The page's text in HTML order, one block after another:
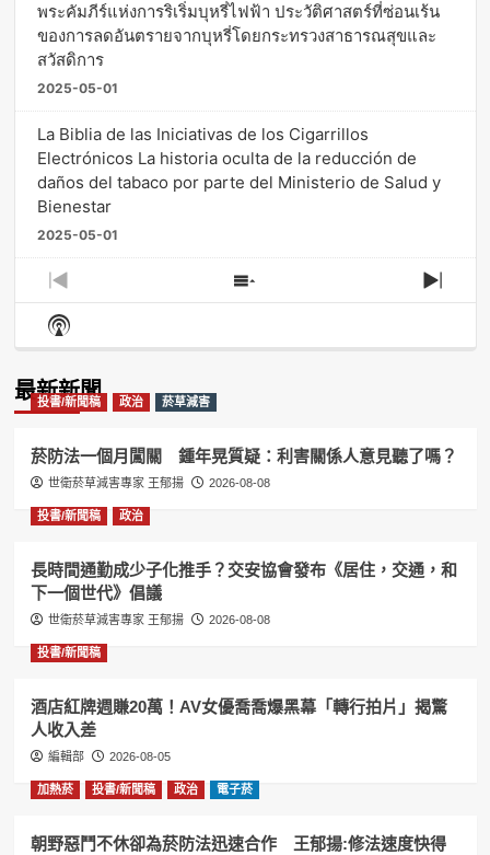
พระคัมภีร์แห่งการริเริ่มบุหรี่ไฟฟ้า ประวัติศาสตร์ที่ซ่อนเร้น
ของการลดอันตรายจากบุหรี่โดยกระทรวงสาธารณสุขและ
สวัสดิการ
2025-05-01
La Biblia de las Iniciativas de los Cigarrillos
Electrónicos La historia oculta de la reducción de
daños del tabaco por parte del Ministerio de Salud y
Bienestar
2025-05-01
Previous
Episode
Show
Episodes
Next
Show
Podcast
最新新聞
投書/新聞稿 政治 菸草減害
菸防法一個月闖關 鍾年晃質疑：利害關係人意見聽了嗎？
世衛菸草減害專家 王郁揚 2026-08-08
投書/新聞稿 政治
長時間通勤成少子化推手？交安協會發布《居住，交通，和
下一個世代》倡議
世衛菸草減害專家 王郁揚 2026-08-08
投書/新聞稿
酒店紅牌週賺20萬！AV女優喬喬爆黑幕「轉行拍片」揭驚
人收入差
編輯部 2026-08-05
加熱菸 投書/新聞稿 政治 電子菸
朝野惡鬥不休卻為菸防法迅速合作 王郁揚:修法速度快得